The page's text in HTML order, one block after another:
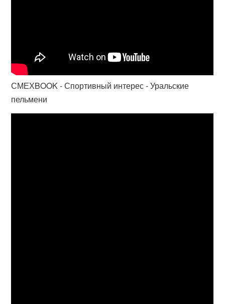
СМЕХBOOK - Спортивный интерес - Уральские
пельмени